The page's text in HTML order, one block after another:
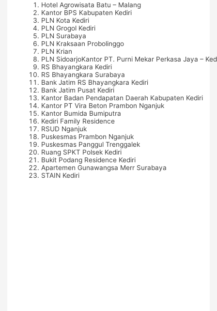
Hotel Agrowisata Batu – Malang
Kantor BPS Kabupaten Kediri
PLN Kota Kediri
PLN Grogol Kediri
PLN Surabaya
PLN Kraksaan Probolinggo
PLN Krian
PLN SidoarjoKantor PT. Purni Mekar Perkasa Jaya –
RS Bhayangkara Kediri
RS Bhayangkara Surabaya
Bank Jatim RS Bhayangkara Kediri
Bank Jatim Pusat Kediri
Kantor Badan Pendapatan Daerah Kabupaten Kediri
Kantor PT Vira Beton Prambon Nganjuk
Kantor Bumida Bumiputra
Kediri Family Residence
RSUD Nganjuk
Puskesmas Prambon Nganjuk
Puskesmas Panggul Trenggalek
Ruang SPKT Polsek Kediri
Bukit Podang Residence Kediri
Apartemen Gunawangsa Merr Surabaya
STAIN Kediri